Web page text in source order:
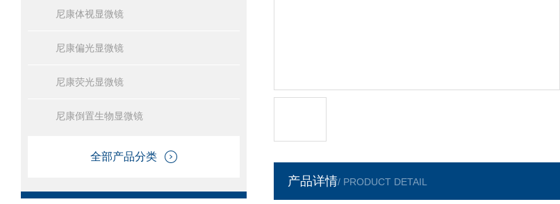
尼康体视显微镜
尼康偏光显微镜
尼康荧光显微镜
尼康倒置生物显微镜
全部产品分类
产品详情/ PRODUCT DETAIL